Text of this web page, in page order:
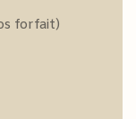
forfait)